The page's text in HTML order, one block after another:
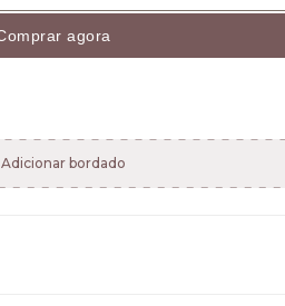
agora
Adicionar bordado